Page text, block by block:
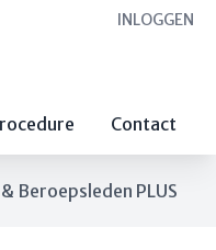
INLOGGEN
Contact
Beroepsleden PLUS